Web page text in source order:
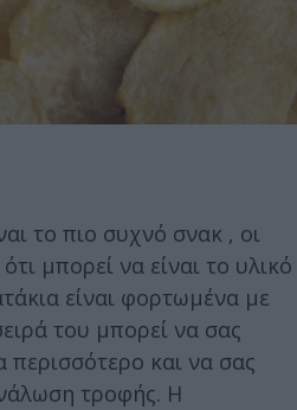
το πιο συχνό σνακ , οι
μπορεί να είναι το υλικό
είναι φορτωμένα με
του μπορεί να σας
περισσότερο και να σας
τροφής. Η